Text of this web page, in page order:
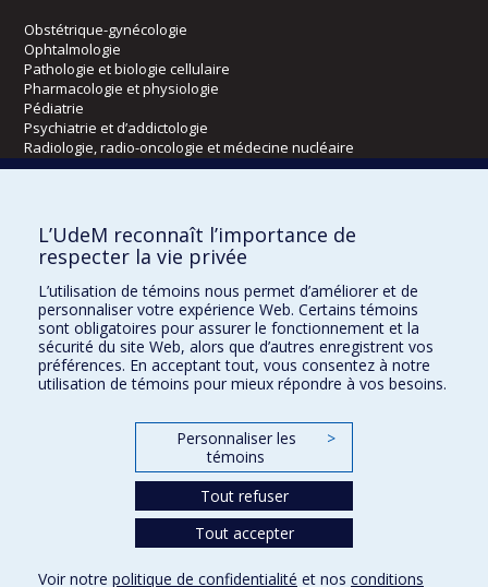
Obstétrique-gynécologie
Ophtalmologie
Pathologie et biologie cellulaire
Pharmacologie et physiologie
Pédiatrie
Psychiatrie et d’addictologie
Radiologie, radio-oncologie et médecine nucléaire
Kinésiologie et des sciences de l’activité physique
Orthophonie et audiologie
Réadaptation
Directions
DPC
CPASS
L’UdeM reconnaît l’importance de
respecter la vie privée
L’utilisation de témoins nous permet d’améliorer et de
personnaliser votre expérience Web. Certains témoins
sont obligatoires pour assurer le fonctionnement et la
sécurité du site Web, alors que d’autres enregistrent vos
préférences. En acceptant tout, vous consentez à notre
utilisation de témoins pour mieux répondre à vos besoins.
Personnaliser les
témoins
>
Tout refuser
Tout accepter
Voir notre politique de confidentialité et nos conditions